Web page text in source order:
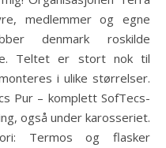
medlemmer og egne
denmark roskilde
Teltet er stort nok til
i ulike størrelser.
Pur – komplett SofTecs-
også under karosseriet.
Termos og flasker